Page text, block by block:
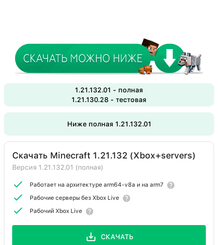
1.21.132.01 - полная
1.21.130.28 - тестовая
Ниже полная 1.21.132.01
Скачать Minecraft 1.21.132 (Xbox+servers)
Версия 1.21.132.01 (полная)
Работает на архитектуре arm64-v8a и на arm7
Рабочие серверы без Xbox Live
Рабочий Xbox Live
СКАЧАТЬ